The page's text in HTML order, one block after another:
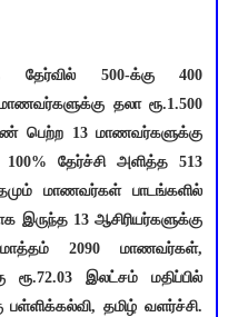
தேர்வில் 500-க்கு 400
தலா ரூ.1.500
பெற்ற 13 மாணவர்களுக்கு
100% தேர்ச்சி அளித்த 513
மாணவர்கள் பாடங்களில்
இருந்த 13 ஆசிரியர்களுக்கு
2090 மாணவர்கள்,
ரூ.72.03 இலட்சம் மதிப்பில்
தமிழ் வளர்ச்சி.